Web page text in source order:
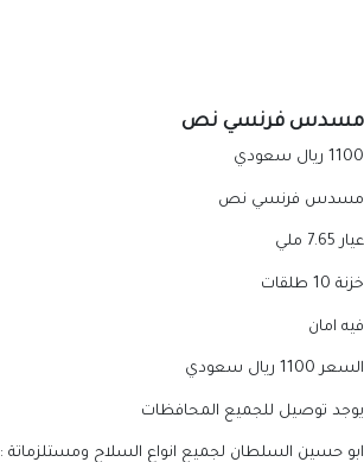
مسدس فرنسي نص
1100 ريال سعودي
مسدس فرنسي نص
عيار 7.65 ملي
خزنة 10 طلقات
فيه امان
السعر 1100 ريال سعودي
يوجد توصيل للجميع المحافظات
ابو حسين السلطان لجميع انواع السلاح ومستلزماتة :